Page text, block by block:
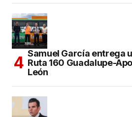
Samuel García entrega
Ruta 160 Guadalupe-
León